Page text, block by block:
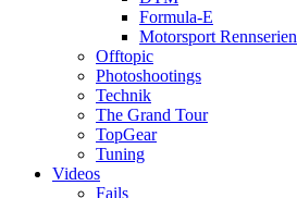
Formula-E
Motorsport Rennserien
Offtopic
Photoshootings
Technik
The Grand Tour
TopGear
Tuning
Videos
Fails